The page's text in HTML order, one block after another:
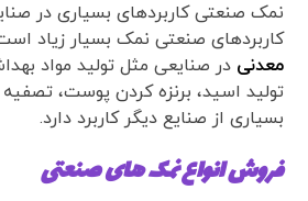
نمک صنعتی کاربردهای بسیاری در
کاربردهای صنعتی نمک بسیار زیاد
معدنی در صنایعی مثل تولید مواد
تولید اسید، برنزه کردن پوست،
بسیاری از صنایع دیگر کاربرد دارد.
فروش انواع نمک های صنعتی